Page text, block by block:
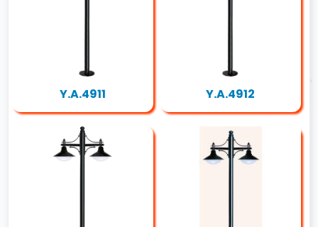
Y.A.4911 Y.A.4912